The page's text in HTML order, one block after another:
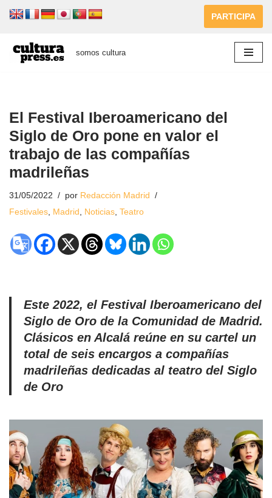
al
contenido
PARTICIPA
somos cultura
El Festival Iberoamericano del
Siglo de Oro pone en valor el
trabajo de las compañías
madrileñas
31/05/2022 por Redacción Madrid
Festivales Madrid Noticias Teatro
Este 2022, el Festival Iberoamericano del
Siglo de Oro de la Comunidad de Madrid.
Clásicos en Alcalá reúne en su cartel un
total de seis encargos a compañías
madrileñas dedicadas al teatro del Siglo
de Oro